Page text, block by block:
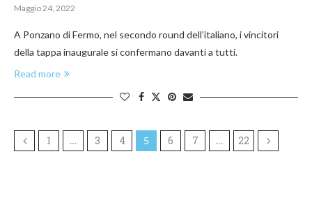
Maggio 24, 2022
A Ponzano di Fermo, nel secondo round dell’italiano, i vincitori
della tappa inaugurale si confermano davanti a tutti.
Read more
1 … 3 4 5 6 7 … 22